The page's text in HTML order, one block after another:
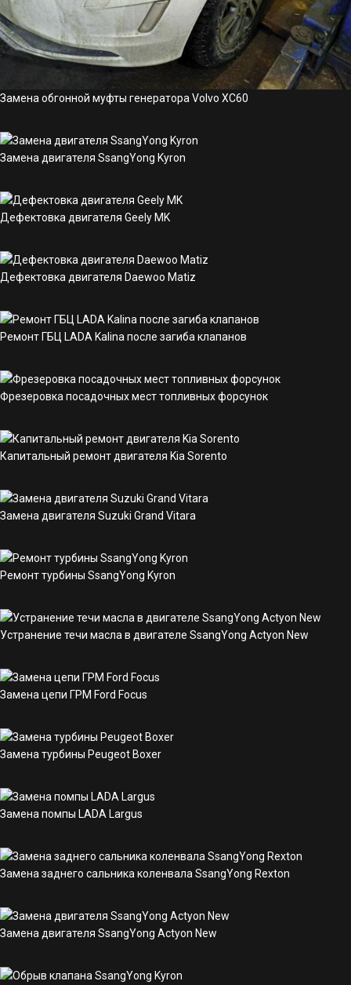
Замена обгонной муфты генератора Volvo XC60
Замена двигателя SsangYong Kyron
Дефектовка двигателя Geely MK
Дефектовка двигателя Daewoo Matiz
Ремонт ГБЦ LADA Kalina после загиба клапанов
Фрезеровка посадочных мест топливных форсунок
Капитальный ремонт двигателя Kia Sorento
Замена двигателя Suzuki Grand Vitara
Ремонт турбины SsangYong Kyron
Устранение течи масла в двигателе SsangYong Actyon New
Замена цепи ГРМ Ford Focus
Замена турбины Peugeot Boxer
Замена помпы LADA Largus
Замена заднего сальника коленвала SsangYong Rexton
Замена двигателя SsangYong Actyon New